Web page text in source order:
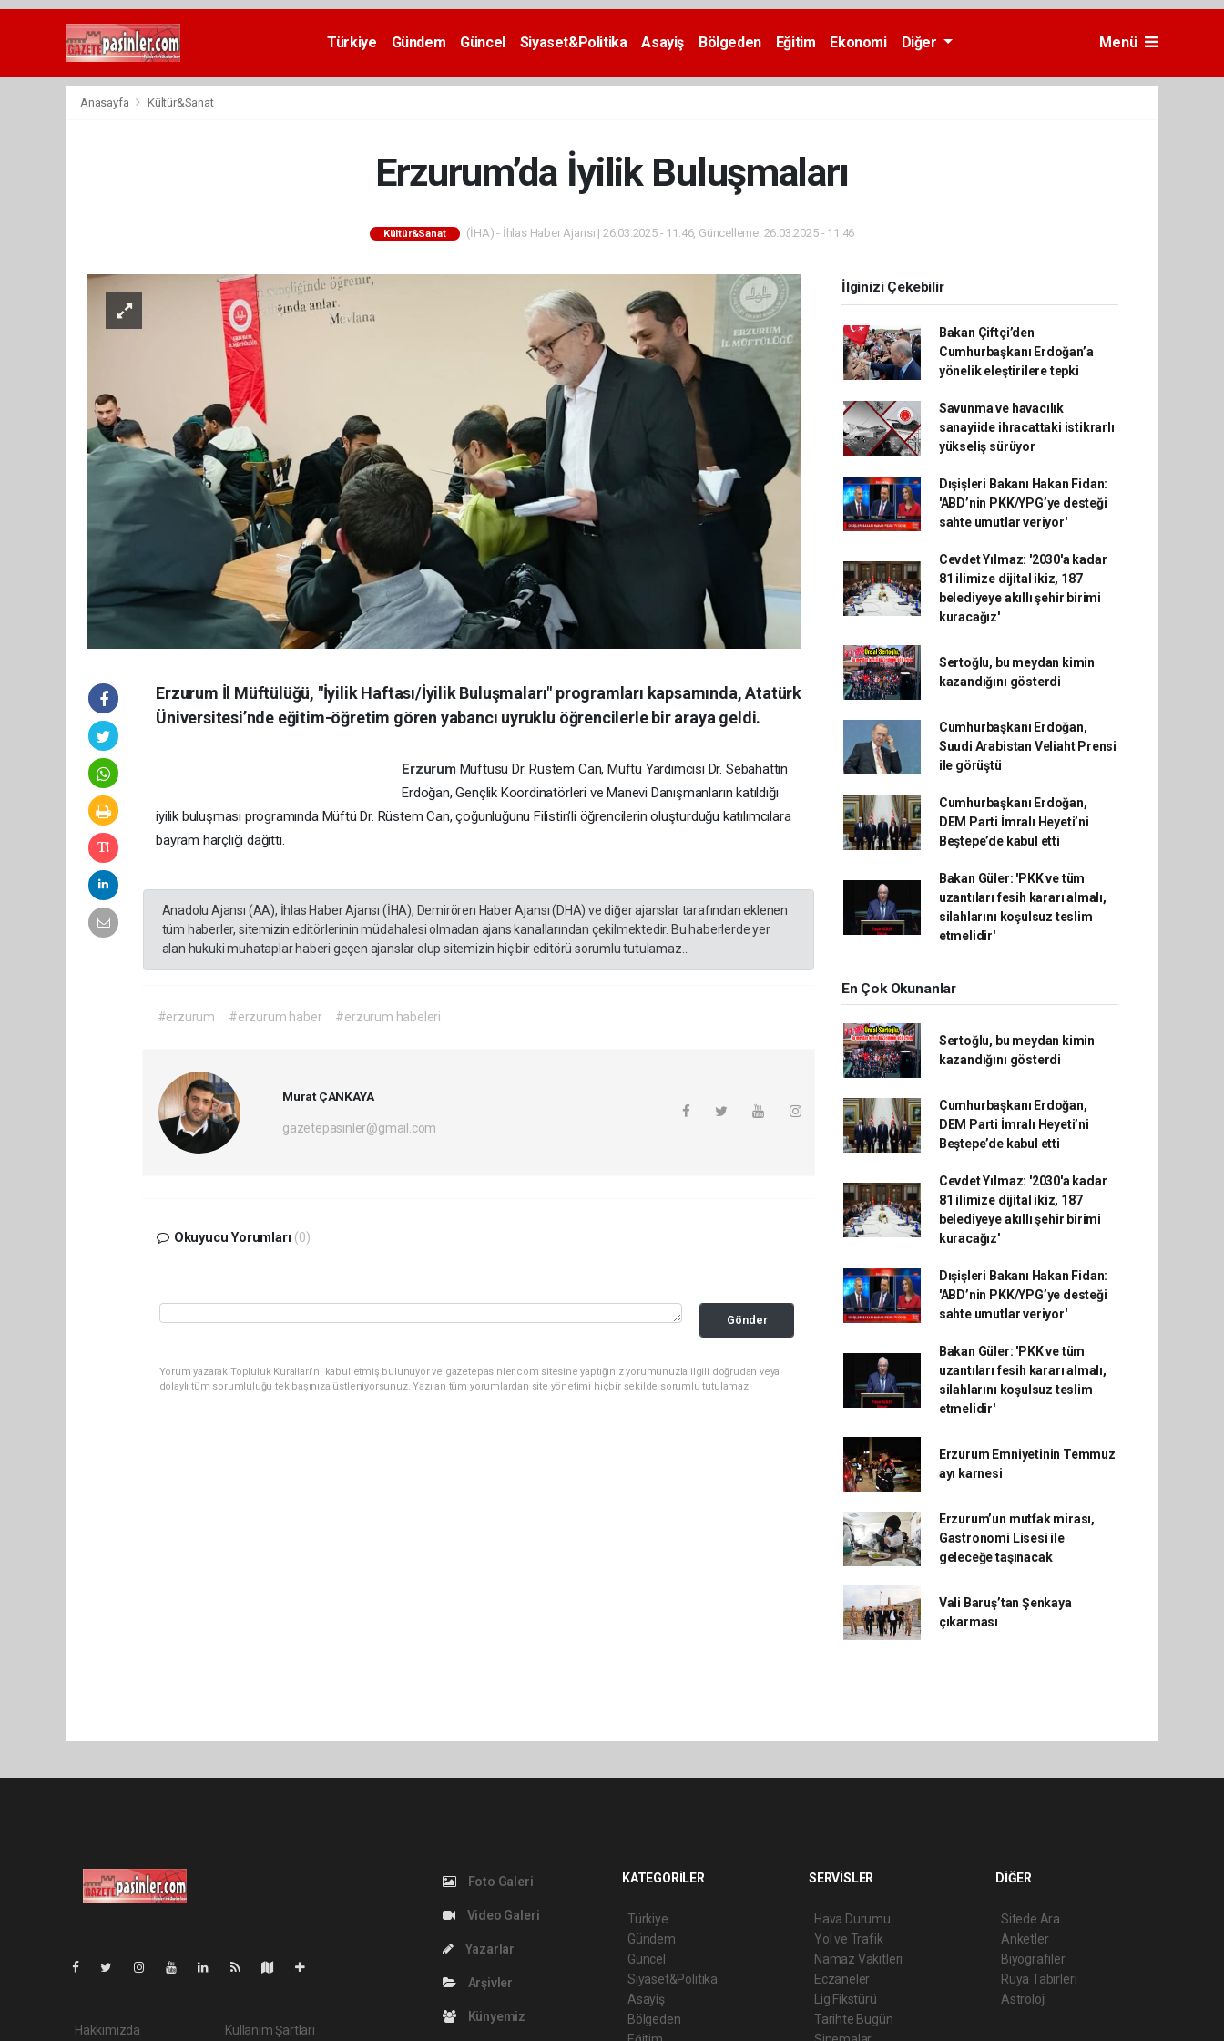
Deneme
Türkiye Gündem Güncel Siyaset&Politika Asayiş Bölgeden Eğitim Ekonomi Diğer Menü
Anasayfa Kültür&Sanat
Erzurum’da İyilik Buluşmaları
Kültür&Sanat (İHA) - İhlas Haber Ajansı | 26.03.2025 - 11:46, Güncelleme: 26.03.2025 - 11:46
Erzurum İl Müftülüğü, "İyilik Haftası/İyilik Buluşmaları" programları kapsamında, Atatürk
Üniversitesi’nde eğitim-öğretim gören yabancı uyruklu öğrencilerle bir araya geldi.
Erzurum Müftüsü Dr. Rüstem Can, Müftü Yardımcısı Dr. Sebahattin
Erdoğan, Gençlik Koordinatörleri ve Manevi Danışmanların katıldığı
iyilik buluşması programında Müftü Dr. Rüstem Can, çoğunluğunu Filistin’li öğrencilerin oluşturduğu katılımcılara
bayram harçlığı dağıttı.
Anadolu Ajansı (AA), İhlas Haber Ajansı (İHA), Demirören Haber Ajansı (DHA) ve diğer ajanslar tarafından eklenen
tüm haberler, sitemizin editörlerinin müdahalesi olmadan ajans kanallarından çekilmektedir. Bu haberlerde yer
alan hukuki muhataplar haberi geçen ajanslar olup sitemizin hiç bir editörü sorumlu tutulamaz...
#erzurum #erzurum haber #erzurum habeleri
Murat ÇANKAYA
gazetepasinler@gmail.com
Okuyucu Yorumları (0)
Gönder
Yorum yazarak Topluluk Kuralları’nı kabul etmiş bulunuyor ve gazetepasinler.com sitesine yaptığınız yorumunuzla ilgili doğrudan veya
dolaylı tüm sorumluluğu tek başınıza üstleniyorsunuz. Yazılan tüm yorumlardan site yönetimi hiçbir şekilde sorumlu tutulamaz.
İlginizi Çekebilir
Bakan Çiftçi’den
Cumhurbaşkanı Erdoğan’a
yönelik eleştirilere tepki
Savunma ve havacılık
sanayiide ihracattaki istikrarlı
yükseliş sürüyor
Dışişleri Bakanı Hakan Fidan:
'ABD’nin PKK/YPG’ye desteği
sahte umutlar veriyor'
Cevdet Yılmaz: '2030'a kadar
81 ilimize dijital ikiz, 187
belediyeye akıllı şehir birimi
kuracağız'
Sertoğlu, bu meydan kimin
kazandığını gösterdi
Cumhurbaşkanı Erdoğan,
Suudi Arabistan Veliaht Prensi
ile görüştü
Cumhurbaşkanı Erdoğan,
DEM Parti İmralı Heyeti’ni
Beştepe’de kabul etti
Bakan Güler: 'PKK ve tüm
uzantıları fesih kararı almalı,
silahlarını koşulsuz teslim
etmelidir'
En Çok Okunanlar
Sertoğlu, bu meydan kimin
kazandığını gösterdi
Cumhurbaşkanı Erdoğan,
DEM Parti İmralı Heyeti’ni
Beştepe’de kabul etti
Cevdet Yılmaz: '2030'a kadar
81 ilimize dijital ikiz, 187
belediyeye akıllı şehir birimi
kuracağız'
Dışişleri Bakanı Hakan Fidan:
'ABD’nin PKK/YPG’ye desteği
sahte umutlar veriyor'
Bakan Güler: 'PKK ve tüm
uzantıları fesih kararı almalı,
silahlarını koşulsuz teslim
etmelidir'
Erzurum Emniyetinin Temmuz
ayı karnesi
Erzurum’un mutfak mirası,
Gastronomi Lisesi ile
geleceğe taşınacak
Vali Baruş’tan Şenkaya
çıkarması
Hakkımızda Kullanım Şartları
Foto Galeri
Video Galeri
Yazarlar
Arşivler
Künyemiz
KATEGORİLER
Türkiye
Gündem
Güncel
Siyaset&Politika
Asayiş
Bölgeden
SERVİSLER
Hava Durumu
Yol ve Trafik
Namaz Vakitleri
Eczaneler
Lig Fikstürü
Tarihte Bugün
DİĞER
Sitede Ara
Anketler
Biyografiler
Rüya Tabirleri
Astroloji